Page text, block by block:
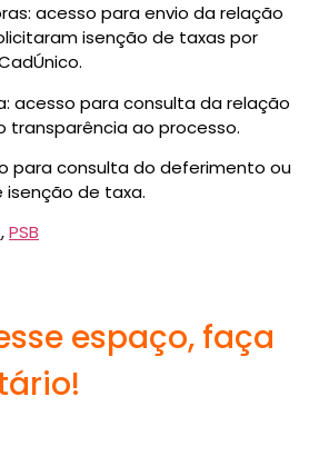
acesso para envio da relação
isenção de taxas por
acesso para consulta da relação
transparência ao processo.
para consulta do deferimento ou
de taxa.
,PSB
espaço, faça